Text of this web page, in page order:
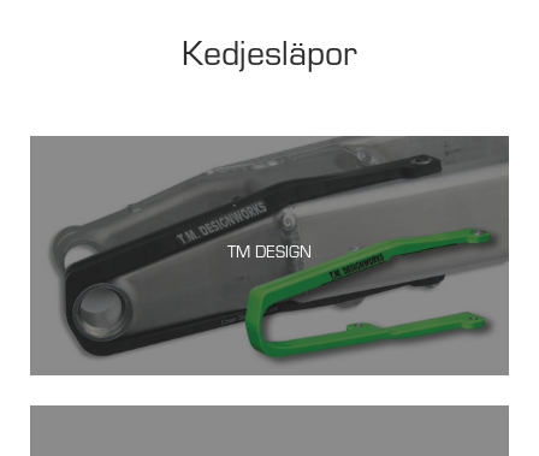
Kedjesläpor
TM DESIGN